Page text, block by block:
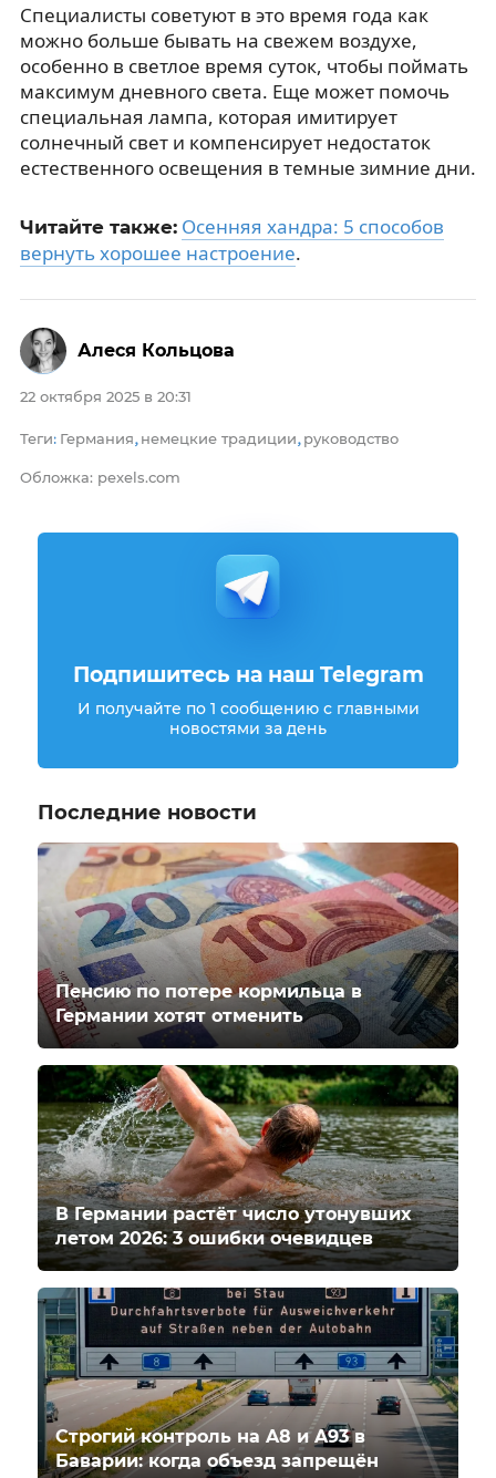
Специалисты советуют в это время года как
можно больше бывать на свежем воздухе,
особенно в светлое время суток, чтобы поймать
максимум дневного света. Еще может помочь
специальная лампа, которая имитирует
солнечный свет и компенсирует недостаток
естественного освещения в темные зимние дни.
Читайте также: Осенняя хандра: 5 способов
вернуть хорошее настроение.
22 октября 2025 в 20:31
Теги: Германия, немецкие традиции, руководство
Обложка: pexels.com
Алеся Кольцова
Подпишитесь на наш Telegram
И получайте по 1 сообщению с главными
новостями за день
Последние новости
Пенсию по потере кормильца в
Германии хотят отменить
В Германии растёт число утонувших
летом 2026: 3 ошибки очевидцев
Строгий контроль на A8 и A93 в
Баварии: когда объезд запрещён